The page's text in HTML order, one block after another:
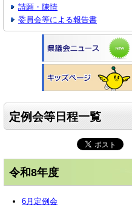
請願・陳情
委員会等による報告書
定例会等日程一覧
令和8年度
6月定例会